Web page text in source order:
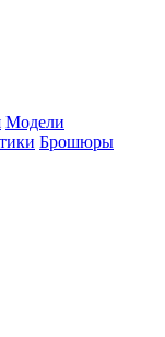
Модели
Брошюры